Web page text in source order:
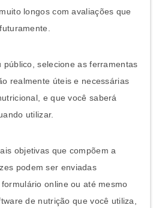
longos com avaliações que
público, selecione as ferramentas
realmente úteis e necessárias
e que você saberá
utilizar.
objetivas que compõem a
podem ser enviadas
online ou até mesmo
de nutrição que você utiliza,